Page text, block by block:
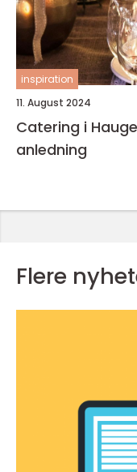
inspiration
11. August 2024
Catering i
anledning
Flere